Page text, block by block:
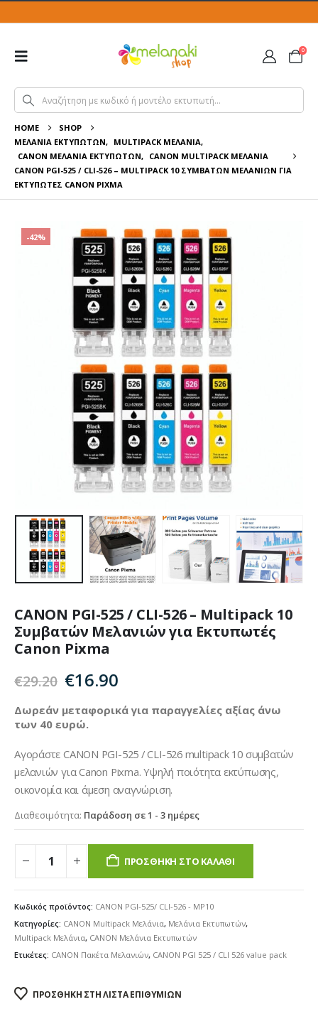
0
HOME
SHOP
ΜΕΛΆΝΙΑ ΕΚΤΥΠΩΤΏΝ, MULTIPACK ΜΕΛΆΝΙΑ,
CANON ΜΕΛΆΝΙΑ ΕΚΤΥΠΩΤΏΝ, CANON MULTIPACK ΜΕΛΆΝΙΑ
CANON PGI-525 / CLI-526 – MULTIPACK 10 ΣΥΜΒΑΤΏΝ ΜΕΛΑΝΙΏΝ ΓΙΑ
ΕΚΤΥΠΩΤΈΣ CANON PIXMA
-42%
CANON PGI-525 / CLI-526 – Multipack 10
Συμβατών Μελανιών για Εκτυπωτές
Canon Pixma
€29.20 Original
was:
€29.20.
€16.90
τιμή
€16.90.
Δωρεάν μεταφορικά για παραγγελίες αξίας άνω
των 40 ευρώ.
Αγοράστε CANON PGI-525 / CLI-526 multipack 10 συμβατών
μελανιών για Canon Pixma. Υψηλή ποιότητα εκτύπωσης,
οικονομία και άμεση αναγνώριση.
Διαθεσιμότητα: Παράδοση σε 1 - 3 ημέρες
ΠΡΟΣΘΉΚΗ ΣΤΟ ΚΑΛΆΘΙ
Κωδικός προϊόντος: CANON PGI-525/ CLI-526 - MP10
Κατηγορίες: CANON Multipack Μελάνια, Μελάνια Εκτυπωτών,
Multipack Μελάνια, CANON Μελάνια Εκτυπωτών
Ετικέτες: CANON Πακέτα Μελανιών, CANON PGI 525 / CLI 526 value pack
ΠΡΟΣΘΉΚΗ ΣΤΗ ΛΊΣΤΑ ΕΠΙΘΥΜΙΏΝ